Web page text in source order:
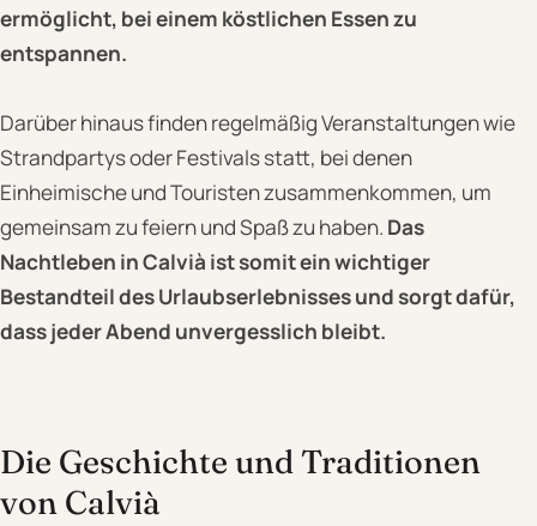
ermöglicht, bei einem köstlichen Essen zu
entspannen.
Darüber hinaus finden regelmäßig Veranstaltungen wie
Strandpartys oder Festivals statt, bei denen
Einheimische und Touristen zusammenkommen, um
gemeinsam zu feiern und Spaß zu haben. Das
Nachtleben in Calvià ist somit ein wichtiger
Bestandteil des Urlaubserlebnisses und sorgt dafür,
dass jeder Abend unvergesslich bleibt.
Die Geschichte und Traditionen
von Calvià